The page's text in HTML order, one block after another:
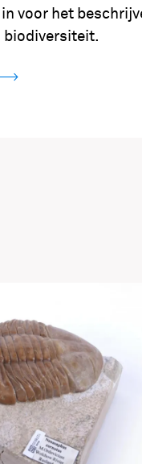
voor het
biodiversiteit.